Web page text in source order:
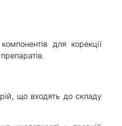
для корекції
що входять до складу